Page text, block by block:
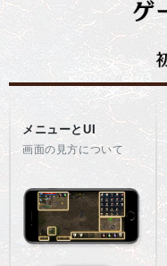
メニューとUI
画面の見方について